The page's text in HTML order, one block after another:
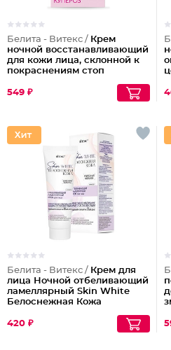
Белита - Витекс / Крем
ночной восстанавливающий
для кожи лица, склонной к
покраснениям стоп
549 ₽
Белита - Витекс / Крем для
лица Ночной отбеливающий
ламеллярный Skin White
Белоснежная Кожа
420 ₽